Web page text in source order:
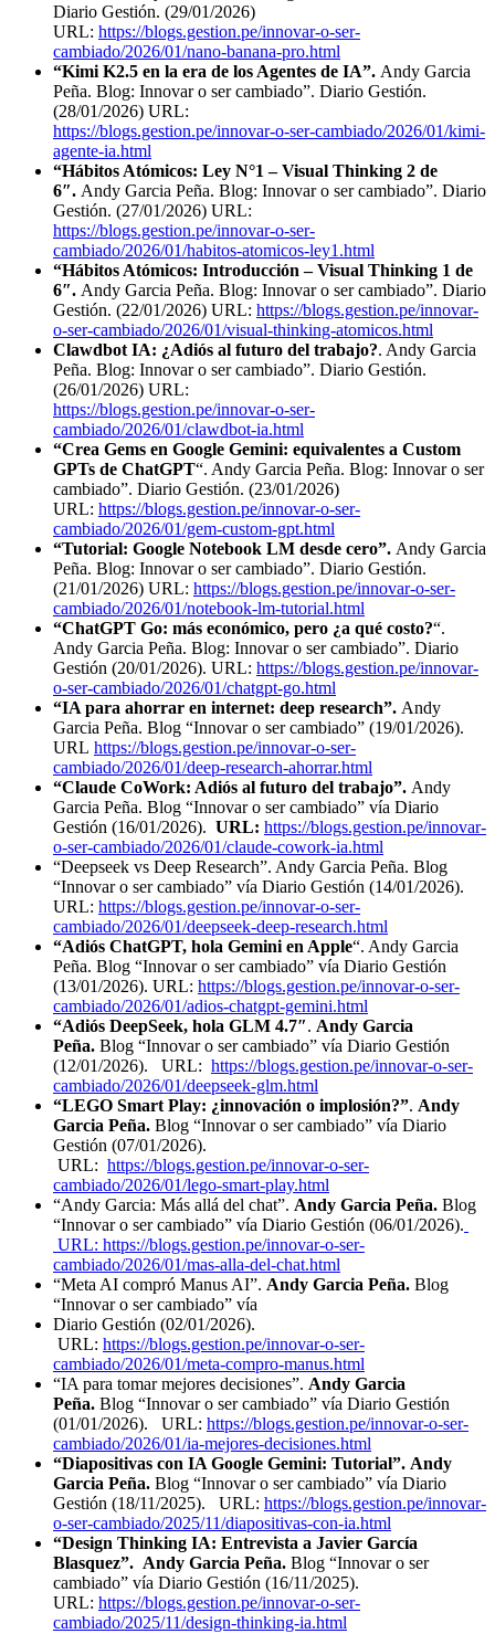
Diario Gestión. (29/01/2026)
URL: https://blogs.gestion.pe/innovar-o-ser-
cambiado/2026/01/nano-banana-pro.html
“Kimi K2.5 en la era de los Agentes de IA”. Andy Garcia
Peña. Blog: Innovar o ser cambiado”. Diario Gestión.
(28/01/2026) URL:
https://blogs.gestion.pe/innovar-o-ser-cambiado/2026/01/kimi-
agente-ia.html
“Hábitos Atómicos: Ley N°1 – Visual Thinking 2 de
6″. Andy Garcia Peña. Blog: Innovar o ser cambiado”. Diario
Gestión. (27/01/2026) URL:
https://blogs.gestion.pe/innovar-o-ser-
cambiado/2026/01/habitos-atomicos-ley1.html
“Hábitos Atómicos: Introducción – Visual Thinking 1 de
6″. Andy Garcia Peña. Blog: Innovar o ser cambiado”. Diario
Gestión. (22/01/2026) URL: https://blogs.gestion.pe/innovar-
o-ser-cambiado/2026/01/visual-thinking-atomicos.html
Clawdbot IA: ¿Adiós al futuro del trabajo?. Andy Garcia
Peña. Blog: Innovar o ser cambiado”. Diario Gestión.
(26/01/2026) URL:
https://blogs.gestion.pe/innovar-o-ser-
cambiado/2026/01/clawdbot-ia.html
“Crea Gems en Google Gemini: equivalentes a Custom
GPTs de ChatGPT“. Andy Garcia Peña. Blog: Innovar o ser
cambiado”. Diario Gestión. (23/01/2026)
URL: https://blogs.gestion.pe/innovar-o-ser-
cambiado/2026/01/gem-custom-gpt.html
“Tutorial: Google Notebook LM desde cero”. Andy Garcia
Peña. Blog: Innovar o ser cambiado”. Diario Gestión.
(21/01/2026) URL: https://blogs.gestion.pe/innovar-o-ser-
cambiado/2026/01/notebook-lm-tutorial.html
“ChatGPT Go: más económico, pero ¿a qué costo?“.
Andy Garcia Peña. Blog: Innovar o ser cambiado”. Diario
Gestión (20/01/2026). URL: https://blogs.gestion.pe/innovar-
o-ser-cambiado/2026/01/chatgpt-go.html
“IA para ahorrar en internet: deep research”. Andy
Garcia Peña. Blog “Innovar o ser cambiado” (19/01/2026).
URL https://blogs.gestion.pe/innovar-o-ser-
cambiado/2026/01/deep-research-ahorrar.html
“Claude CoWork: Adiós al futuro del trabajo”. Andy
Garcia Peña. Blog “Innovar o ser cambiado” vía Diario
Gestión (16/01/2026). URL: https://blogs.gestion.pe/innovar-
o-ser-cambiado/2026/01/claude-cowork-ia.html
“Deepseek vs Deep Research”. Andy Garcia Peña. Blog
“Innovar o ser cambiado” vía Diario Gestión (14/01/2026).
URL: https://blogs.gestion.pe/innovar-o-ser-
cambiado/2026/01/deepseek-deep-research.html
“Adiós ChatGPT, hola Gemini en Apple“. Andy Garcia
Peña. Blog “Innovar o ser cambiado” vía Diario Gestión
(13/01/2026). URL: https://blogs.gestion.pe/innovar-o-ser-
cambiado/2026/01/adios-chatgpt-gemini.html
“Adiós DeepSeek, hola GLM 4.7″. Andy Garcia
Peña. Blog “Innovar o ser cambiado” vía Diario Gestión
(12/01/2026). URL: https://blogs.gestion.pe/innovar-o-ser-
cambiado/2026/01/deepseek-glm.html
“LEGO Smart Play: ¿innovación o implosión?”. Andy
Garcia Peña. Blog “Innovar o ser cambiado” vía Diario
Gestión (07/01/2026).
URL: https://blogs.gestion.pe/innovar-o-ser-
cambiado/2026/01/lego-smart-play.html
“Andy Garcia: Más allá del chat”. Andy Garcia Peña. Blog
“Innovar o ser cambiado” vía Diario Gestión (06/01/2026).
URL: https://blogs.gestion.pe/innovar-o-ser-
cambiado/2026/01/mas-alla-del-chat.html
“Meta AI compró Manus AI”. Andy Garcia Peña. Blog
“Innovar o ser cambiado” vía
Diario Gestión (02/01/2026).
URL: https://blogs.gestion.pe/innovar-o-ser-
cambiado/2026/01/meta-compro-manus.html
“IA para tomar mejores decisiones”. Andy Garcia
Peña. Blog “Innovar o ser cambiado” vía Diario Gestión
(01/01/2026). URL: https://blogs.gestion.pe/innovar-o-ser-
cambiado/2026/01/ia-mejores-decisiones.html
“Diapositivas con IA Google Gemini: Tutorial”. Andy
Garcia Peña. Blog “Innovar o ser cambiado” vía Diario
Gestión (18/11/2025). URL: https://blogs.gestion.pe/innovar-
o-ser-cambiado/2025/11/diapositivas-con-ia.html
“Design Thinking IA: Entrevista a Javier García
Blasquez”. Andy Garcia Peña. Blog “Innovar o ser
cambiado” vía Diario Gestión (16/11/2025).
URL: https://blogs.gestion.pe/innovar-o-ser-
cambiado/2025/11/design-thinking-ia.html